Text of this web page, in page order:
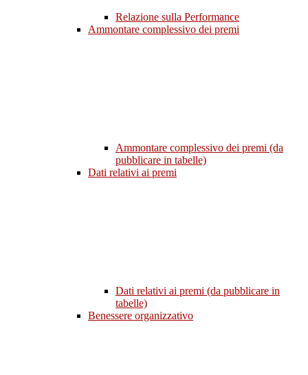
Relazione sulla Performance
Ammontare complessivo dei premi
Ammontare complessivo dei premi (da
pubblicare in tabelle)
Dati relativi ai premi
Dati relativi ai premi (da pubblicare in
tabelle)
Benessere organizzativo